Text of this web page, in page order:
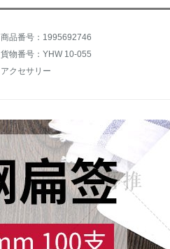
商品番号：1995692746
貨物番号：YHW 10-055
アクセサリー